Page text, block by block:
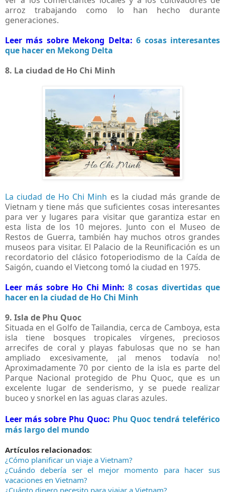
arroz trabajando como lo han hecho durante
generaciones.
Leer más sobre Mekong Delta:6 cosas interesantes
que hacer en Mekong Delta
8. La ciudad de Ho Chi Minh
La ciudad de Ho Chi Minh es la ciudad más grande de
Vietnam y tiene más que suficientes cosas interesantes
para ver y lugares para visitar que garantiza estar en
esta lista de los 10 mejores. Junto con el Museo de
Restos de Guerra, también hay muchos otros grandes
museos para visitar. El Palacio de la Reunificación es un
recordatorio del clásico fotoperiodismo de la Caída de
Saigón, cuando el Vietcong tomó la ciudad en 1975.
Leer más sobre Ho Chi Minh:8 cosas divertidas que
hacer en la ciudad de Ho Chi Minh
9. Isla de Phu Quoc
Situada en el Golfo de Tailandia, cerca de Camboya, esta
isla tiene bosques tropicales vírgenes, preciosos
arrecifes de coral y playas fabulosas que no se han
ampliado excesivamente, ¡al menos todavía no!
Aproximadamente 70 por ciento de la isla es parte del
Parque Nacional protegido de Phu Quoc, que es un
excelente lugar de senderismo, y se puede realizar
buceo y snorkel en las aguas claras azules.
Leer más sobre Phu Quoc: Phu Quoc tendrá teleférico
más largo del mundo
Artículos relacionados:
¿Cómo planificar un viaje a Vietnam?
¿Cuándo debería ser el mejor momento para hacer sus
vacaciones en Vietnam?
¿Cuánto dinero necesito para viajar a Vietnam?